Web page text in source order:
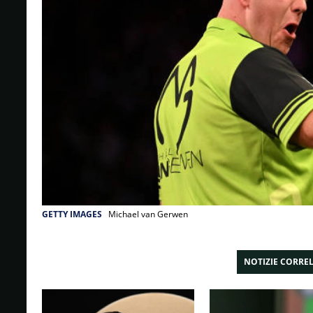
GETTY IMAGES Michael van Gerwen
NOTIZIE